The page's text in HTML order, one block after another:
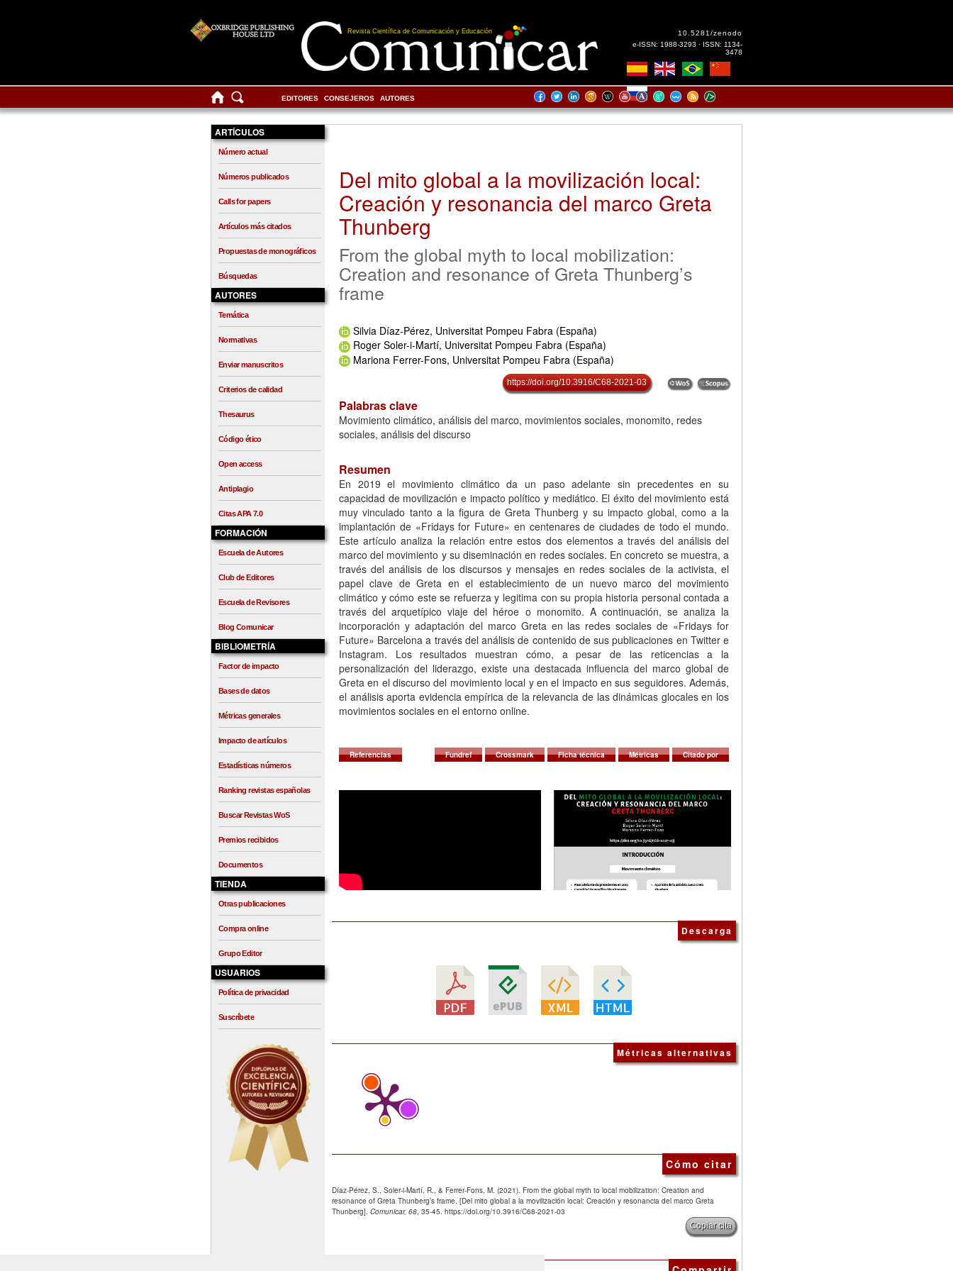
Revista Científica de Comunicación y Educación
10.5281/zenodo
e-ISSN: 1988-3293 · ISSN: 1134-
3478
EDITORES CONSEJEROS AUTORES
ARTÍCULOS
Número actual
Números publicados
Calls for papers
Artículos más citados
Propuestas de monográficos
Búsquedas
AUTORES
Temática
Normativas
Enviar manuscritos
Criterios de calidad
Thesaurus
Código ético
Open access
Antiplagio
Citas APA 7.0
FORMACIÓN
Escuela de Autores
Club de Editores
Escuela de Revisores
Blog Comunicar
BIBLIOMETRÍA
Factor de impacto
Bases de datos
Métricas generales
Impacto de artículos
Estadísticas números
Ranking revistas españolas
Buscar Revistas WoS
Premios recibidos
Documentos
TIENDA
Otras publicaciones
Compra online
Grupo Editor
USUARIOS
Política de privacidad
Suscríbete
Del mito global a la movilización local:
Creación y resonancia del marco Greta
Thunberg
From the global myth to local mobilization:
Creation and resonance of Greta Thunberg’s
frame
Silvia Díaz-Pérez, Universitat Pompeu Fabra (España)
Roger Soler-i-Martí, Universitat Pompeu Fabra (España)
Mariona Ferrer-Fons, Universitat Pompeu Fabra (España)
https://doi.org/10.3916/C68-2021-03
Palabras clave
Movimiento climático, análisis del marco, movimientos sociales, monomito, redes
sociales, análisis del discurso
Resumen
En 2019 el movimiento climático da un paso adelante sin precedentes en su
capacidad de movilización e impacto político y mediático. El éxito del movimiento está
muy vinculado tanto a la figura de Greta Thunberg y su impacto global, como a la
implantación de «Fridays for Future» en centenares de ciudades de todo el mundo.
Este artículo analiza la relación entre estos dos elementos a través del análisis del
marco del movimiento y su diseminación en redes sociales. En concreto se muestra, a
través del análisis de los discursos y mensajes en redes sociales de la activista, el
papel clave de Greta en el establecimiento de un nuevo marco del movimiento
climático y cómo este se refuerza y legitima con su propia historia personal contada a
través del arquetípico viaje del héroe o monomito. A continuación, se analiza la
incorporación y adaptación del marco Greta en las redes sociales de «Fridays for
Future» Barcelona a través del análisis de contenido de sus publicaciones en Twitter e
Instagram. Los resultados muestran cómo, a pesar de las reticencias a la
personalización del liderazgo, existe una destacada influencia del marco global de
Greta en el discurso del movimiento local y en el impacto en sus seguidores. Además,
el análisis aporta evidencia empírica de la relevancia de las dinámicas glocales en los
movimientos sociales en el entorno online.
Referencias Fundref Crossmark Ficha técnica Métricas Citado por
Descarga
Métricas alternativas
Cómo citar
Díaz-Pérez, S., Soler-i-Martí, R., & Ferrer-Fons, M. (2021). From the global myth to local mobilization: Creation and
resonance of Greta Thunberg’s frame. [Del mito global a la movilización local: Creación y resonancia del marco Greta
Thunberg]. Comunicar, 68, 35-45. https://doi.org/10.3916/C68-2021-03
Copiar cita